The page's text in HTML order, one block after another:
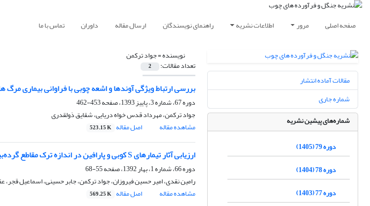
صفحه اصلی مرور اطلاعات نشریه راهنمای نویسندگان ارسال مقاله داوران تماس با ما
نویسنده =جواد ترکمن
تعداد مقالات: 2
بررسی ارتباط ویژگی آوندها و اشعه چوبی با فراوانی بیماری مرگ
دوره 67، شماره 3، پاییز 1393، صفحه
453-462
جواد ترکمن، مهرداد قدس خواه دریایی، شقایق ذولقدری
مشاهده مقاله
اصل مقاله 523.15 K
ارزیابی آثار تیمارهای S کوبی و پارافین در اندازه ترک مقاطع گرده‌بینه گونه‌های راش ، توسکا و ممرز
دوره 66، شماره 1، بهار 1392، صفحه
55-68
رامین نقدی، امیر حسین فیروزان، جواد ترکمن، جابر حسینی، اسماعیل قجر،
مشاهده مقاله
اصل مقاله 569.25 K
مقالات آماده انتشار
شماره جاری
شماره‌های پیشین نشریه
دوره 79 (1405)
دوره 78 (1404)
دوره 77 (1403)